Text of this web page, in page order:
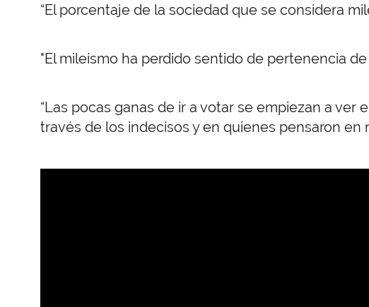
“El porcentaje de la sociedad que se considera
"El mileismo ha perdido sentido de pertenencia
“Las pocas ganas de ir a votar se empiezan a ver
través de los indecisos y en quienes pensaron en